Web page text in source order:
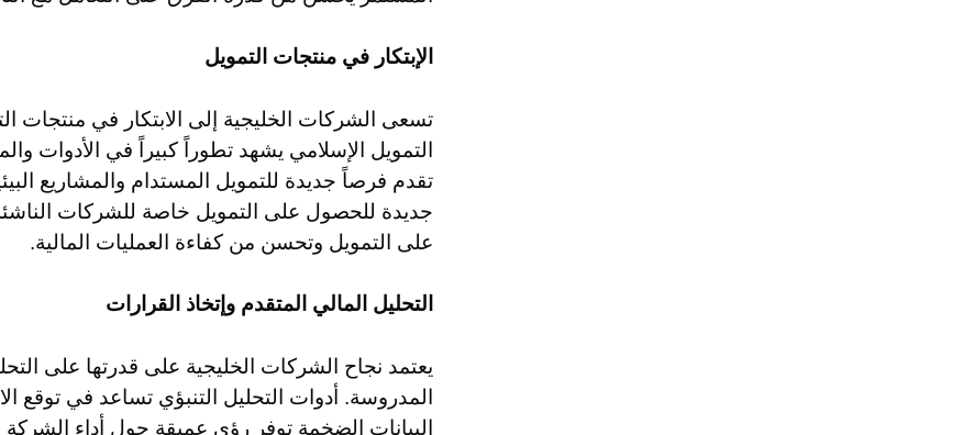
الإبتكار في منتجات التمويل
تسعى الشركات الخليجية إلى الابتكار في منتجات
التمويل الإسلامي يشهد تطوراً كبيراً في الأدوات
تقدم فرصاً جديدة للتمويل المستدام والمشاريع
جديدة للحصول على التمويل خاصة للشركات
على التمويل وتحسن من كفاءة العمليات المالية.
التحليل المالي المتقدم وإتخاذ القرارات
يعتمد نجاح الشركات الخليجية على قدرتها على
المدروسة. أدوات التحليل التنبؤي تساعد في توقع
البيانات الضخمة توفر رؤى عميقة حول أداء الشركة